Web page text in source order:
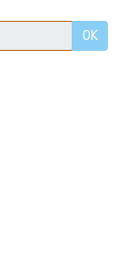
OK